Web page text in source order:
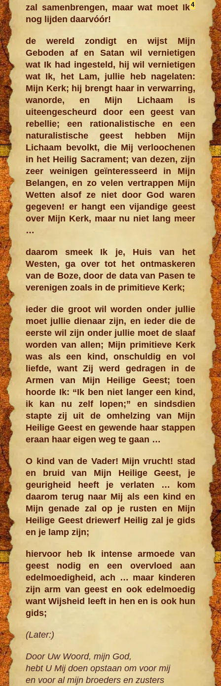
zal samenbrengen, maar wat moet Ik4
nog lijden daarvóór!
de wereld zondigt en wijst Mijn
Geboden af en Satan wil vernietigen
wat Ik had ingesteld, hij wil vernietigen
wat Ik, het Lam, jullie heb nagelaten:
Mijn Kerk; hij brengt haar in verwarring,
wanorde, en Mijn Lichaam is
uiteengescheurd door een geest van
rebellie; een rationalistische en een
naturalistische geest hebben Mijn
Lichaam bevolkt, die Mij verloochenen
in het Heilig Sacrament; van dezen, zijn
zeer weinigen geïnteresseerd in Mijn
Belangen, en zo velen vertrappen Mijn
Wetten alsof ze niet door God waren
gegeven! er hangt een vijandige geest
over Mijn Kerk, maar nu niet lang meer
…
daarom smeek Ik je, Huis van het
Westen, ga over tot het ontmaskeren
van de Boze, door de data van Pasen te
verenigen zoals in de primitieve Kerk;
ieder die groot wil worden onder jullie
moet jullie dienaar zijn, en ieder die de
eerste wil zijn onder jullie moet de slaaf
worden van allen; Mijn primitieve Kerk
was als een kind, onschuldig en vol
liefde, want Zij werd gedragen in de
Armen van Mijn Heilige Geest; toen
hoorde Ik: “Ik ben niet langer een kind,
ik kan nu zelf lopen;” en sindsdien
stapte zij uit de omhelzing van Mijn
Heilige Geest en gewende haar stappen
eraan haar eigen weg te gaan …
O kind van de Vader! Mijn vrucht! stad
en bruid van Mijn Heilige Geest, je
geurigheid heeft je verlaten … kom
daarom terug naar Mij als een kind en
Mijn genade zal op je rusten en Mijn
Heilige Geest driewerf Heilig zal je gids
en je lamp zijn;
hiervoor heb Ik intense armoede van
geest nodig en een overvloed aan
edelmoedigheid, ach … maar kinderen
zijn arm van geest en ook edelmoedig
want Wijsheid leeft in hen en is ook hun
gids;
(Later:)
Door Uw Woord, mijn God,
hebt U Mij doen opstaan om voor mij
en voor al mijn broeders en zusters